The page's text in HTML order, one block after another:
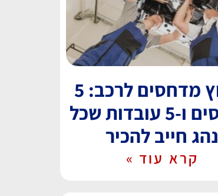
שיפוץ מדחסים לרכב: 5
מיתוסים ו-5 עובדות שכל
נהג חייב להכיר
קרא עוד »